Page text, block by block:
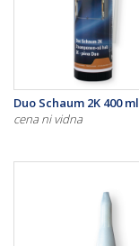
Duo Schaum 2K 400 ml
cena ni vidna